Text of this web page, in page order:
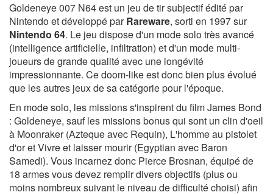
Goldeneye 007 N64 est un jeu de tir subjectif édité par
Nintendo et développé parRareware, sorti en 1997 sur
Nintendo 64. Le jeu dispose d'un mode solo très avancé
(intelligence artificielle, infiltration) et d'un mode multi-
joueurs de grande qualité avec une longévité
impressionnante. Ce doom-like est donc bien plus évolué
que les autres jeux de sa catégorie pour l'époque.
En mode solo, les missions s'inspirent du film James Bond
: Goldeneye, sauf les missions bonus qui sont un clin d'oeil
à Moonraker (Azteque avec Requin), L'homme au pistolet
d'or et Vivre et laisser mourir (Egyptian avec Baron
Samedi). Vous incarnez donc Pierce Brosnan, équipé de
18 armes vous devez remplir divers objectifs (plus ou
moins nombreux suivant le niveau de difficulté choisi) afin